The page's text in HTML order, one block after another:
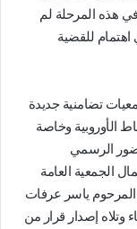
في هذه المرحلة لم
اهتمام للقضية
تضامنية جديدة
الأوروبية وخاصة
الرسمي
الجمعية العامة
ألقاه المرحوم ياسر عرفات
الأعضاء وتلاه إصدار قرار من